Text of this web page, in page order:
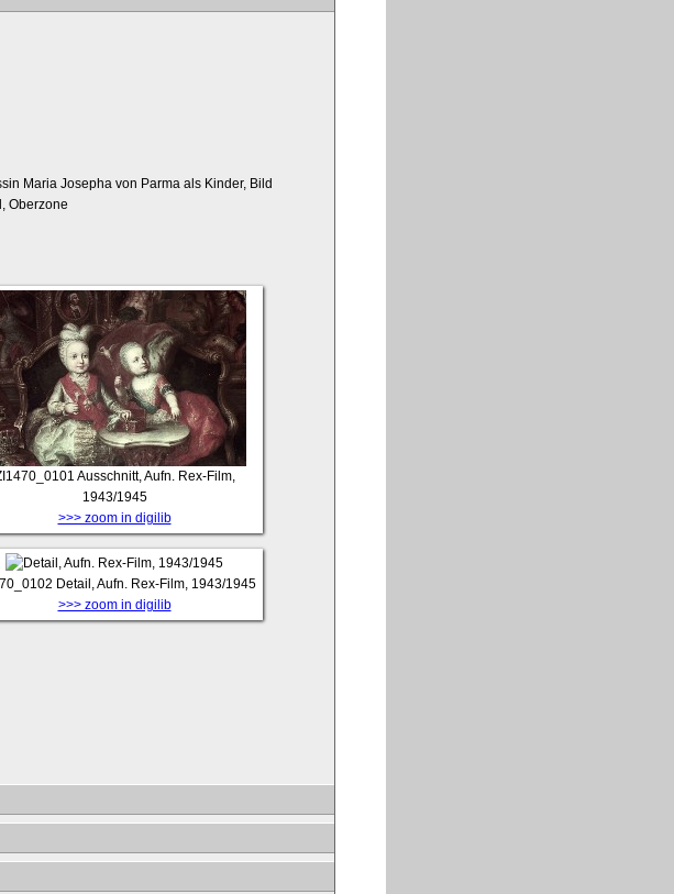
Maria Josepha von Parma als Kinder, Bild
Oberzone
Ausschnitt, Aufn. Rex-Film,
1943/1945
>>> zoom in digilib
Detail, Aufn. Rex-Film, 1943/1945
>>> zoom in digilib